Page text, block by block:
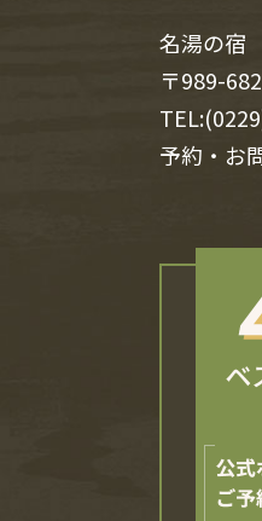
名湯の宿
〒989-
予約・お